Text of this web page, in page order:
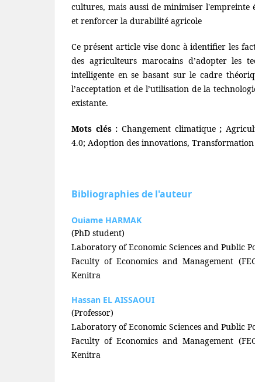
cultures, mais aussi de minimiser l'empreinte
et renforcer la durabilité agricole
Ce présent article vise donc à identifier les
des agriculteurs marocains d’adopter les
intelligente en se basant sur le cadre
l’acceptation et de l’utilisation de la
existante.
Mots clés : Changement climatique ;
4.0; Adoption des innovations,
Bibliographies de l'auteur
Ouiame HARMAK
(PhD student)
Laboratory of Economic Sciences and Public
Faculty of Economics and Management
Kenitra
Hassan EL AISSAOUI
(Professor)
Laboratory of Economic Sciences and Public
Faculty of Economics and Management
Kenitra